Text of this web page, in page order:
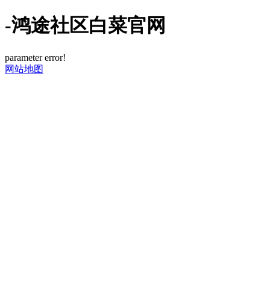
-鸿途社区白菜官网
parameter error!
网站地图